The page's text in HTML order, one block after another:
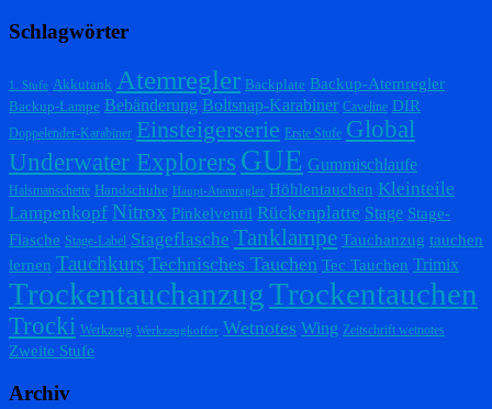
Schlagwörter
1. Stufe Akkutank Atemregler Backplate Backup-Atemregler
Backup-Lampe Bebänderung Boltsnap-Karabiner Caveline DIR
Doppelender-Karabiner Einsteigerserie Erste Stufe Global
Underwater Explorers GUE Gummischlaufe
Halsmanschette Handschuhe Haupt-Atemregler Höhlentauchen Kleinteile
Lampenkopf Nitrox Pinkelventil Rückenplatte Stage Stage-
Flasche Stage-Label Stageflasche Tanklampe Tauchanzug tauchen
lernen Tauchkurs Technisches Tauchen Tec Tauchen Trimix
TrockentauchanzugTrockentauchen
Trocki Werkzeug Werkzeugkoffer Wetnotes Wing Zeitschrift wetnotes
Zweite Stufe
Archiv